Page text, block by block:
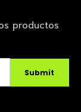
productos
Submit